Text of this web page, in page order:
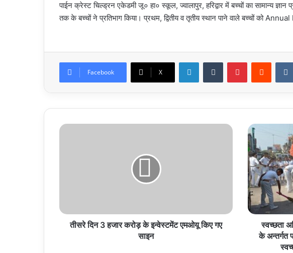
पाईन क्रेस्ट चिल्ड्रन एकेडमी जू० हा० स्कूल, ज्वालापुर, हरिद्वार में बच्चों का सामान्य ज्ञान
तक के बच्चों ने प्रतिभाग किया। प्रथम, द्वितीय व तृतीय स्थान पाने वाले बच्चों को
Facebook X
LinkedInTumblr PinterestReddit
तीसरे
किए
तीसरे दिन 3 हजार करोड़ के इन्वेस्टमेंट एमओयू किए गए
साइन
स्वच्छता
अभियान
”
एक
तारीख
एक
घण्टा
”
कार्यक्रम
अन्तर्गत
स्वच्छता
के अन्तर्गत